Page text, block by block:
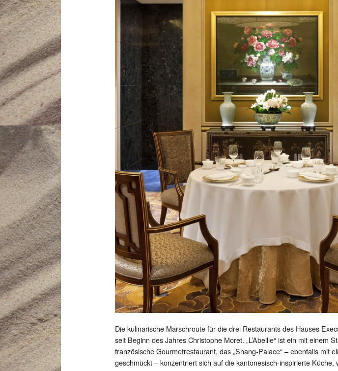
Die kulinarische Marschroute für die drei Restaurants des Hauses
seit Beginn des Jahres Christophe Moret. „L’Abeille“ ist ein mit einem
französische Gourmetrestaurant, das „Shang-Palace“ – ebenfalls mit
geschmückt – konzentriert sich auf die kantonesisch-inspirierte Küche,